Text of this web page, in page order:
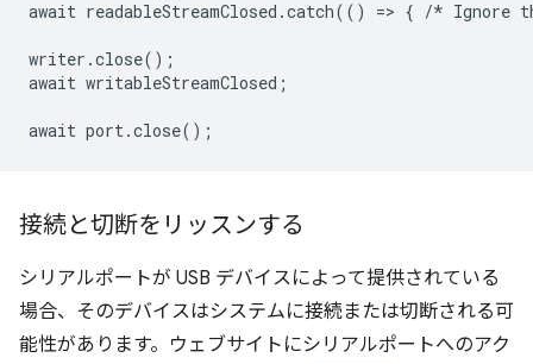
await readableStreamClosed .catch(() => { /* Ignore
writer .close();
await writableStreamClosed ;
await port.close();
接続と切断をリッスンする
シリアルポートが USB デバイスによって提供されている
場合、そのデバイスはシステムに接続または切断される可
能性があります。ウェブサイトにシリアルポートへのアク